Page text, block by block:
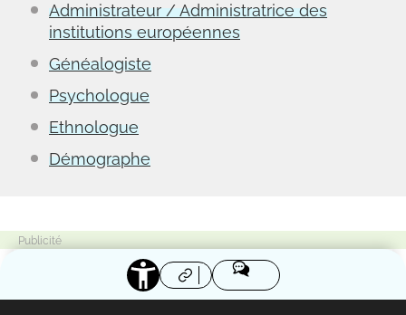
Administrateur / Administratrice des
institutions européennes
Généalogiste
Psychologue
Ethnologue
Démographe